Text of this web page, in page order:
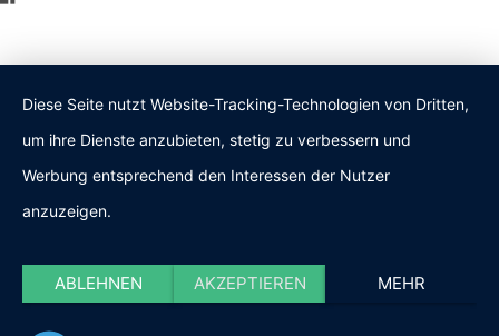
Diese Seite nutzt Website-Tracking-Technologien von Dritten,
um ihre Dienste anzubieten, stetig zu verbessern und
Werbung entsprechend den Interessen der Nutzer
anzuzeigen.
ABLEHNEN AKZEPTIEREN MEHR